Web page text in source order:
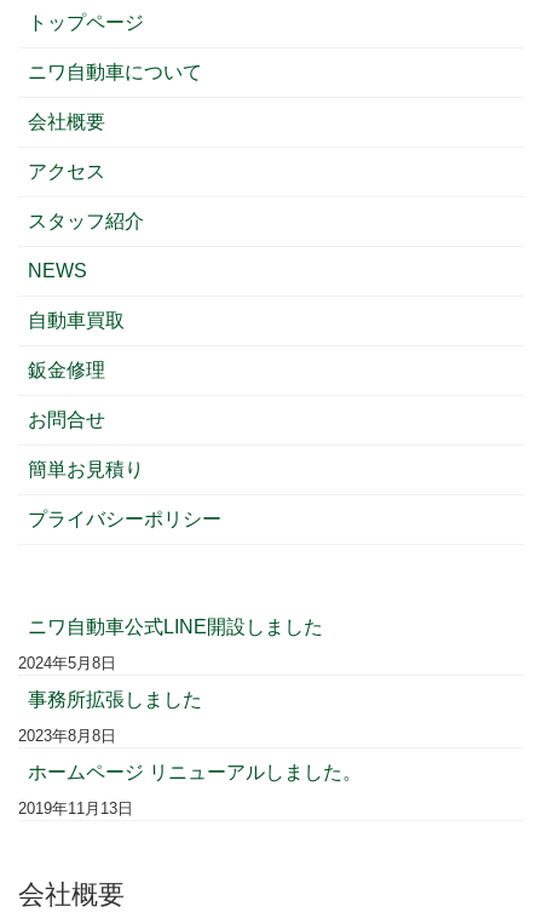
トップページ
ニワ自動車について
会社概要
アクセス
スタッフ紹介
NEWS
自動車買取
鈑金修理
お問合せ
簡単お見積り
プライバシーポリシー
ニワ自動車公式LINE開設しました
2024年5月8日
事務所拡張しました
2023年8月8日
ホームページ リニューアルしました。
2019年11月13日
会社概要